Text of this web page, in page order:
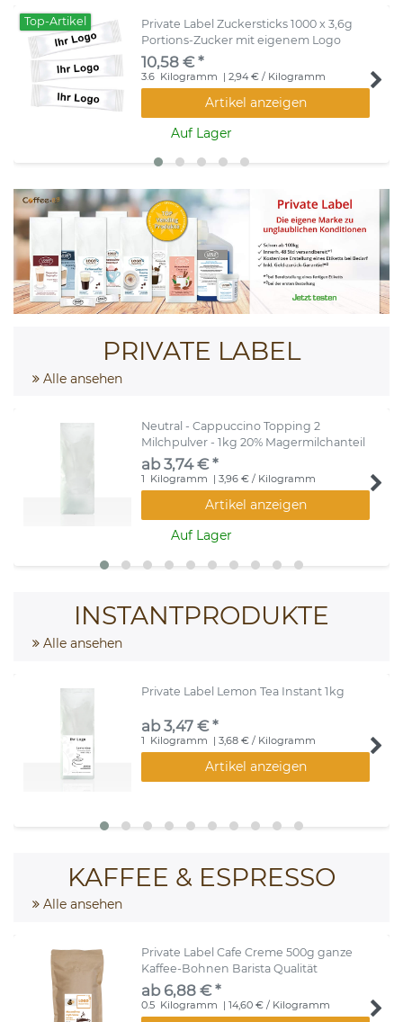
Top-Artikel
Private Label Zuckersticks 1000 x 3,6g
Portions-Zucker mit eigenem Logo
10,58 € *
3.6 Kilogramm | 2,94 € / Kilogramm
Artikel anzeigen
Auf Lager
PRIVATE LABEL
Alle ansehen
Neutral - Cappuccino Topping 2
Milchpulver - 1kg 20% Magermilchanteil
ab 3,74 € *
1 Kilogramm | 3,96 € / Kilogramm
Artikel anzeigen
Auf Lager
INSTANTPRODUKTE
Alle ansehen
Private Label Lemon Tea Instant 1kg
ab 3,47 € *
1 Kilogramm | 3,68 € / Kilogramm
Artikel anzeigen
KAFFEE & ESPRESSO
Alle ansehen
Private Label Cafe Creme 500g ganze
Kaffee-Bohnen Barista Qualität
ab 6,88 € *
0.5 Kilogramm | 14,60 € / Kilogramm